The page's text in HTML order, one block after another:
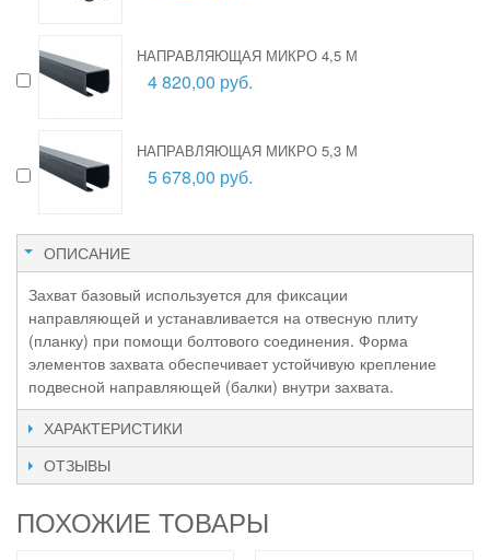
НАПРАВЛЯЮЩАЯ МИКРО 4,5 М
4 820,00 руб.
НАПРАВЛЯЮЩАЯ МИКРО 5,3 М
5 678,00 руб.
ОПИСАНИЕ
Захват базовый используется для фиксации
направляющей и устанавливается на отвесную плиту
(планку) при помощи болтового соединения. Форма
элементов захвата обеспечивает устойчивую крепление
подвесной направляющей (балки) внутри захвата.
ХАРАКТЕРИСТИКИ
ОТЗЫВЫ
ПОХОЖИЕ ТОВАРЫ